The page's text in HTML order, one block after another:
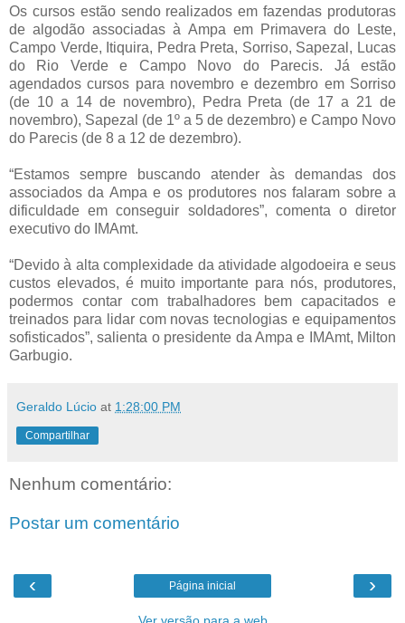
Os cursos estão sendo realizados em fazendas produtoras
de algodão associadas à Ampa em Primavera do Leste,
Campo Verde, Itiquira, Pedra Preta, Sorriso, Sapezal, Lucas
do Rio Verde e Campo Novo do Parecis. Já estão
agendados cursos para novembro e dezembro em Sorriso
(de 10 a 14 de novembro), Pedra Preta (de 17 a 21 de
novembro), Sapezal (de 1º a 5 de dezembro) e Campo Novo
do Parecis (de 8 a 12 de dezembro).
“Estamos sempre buscando atender às demandas dos
associados da Ampa e os produtores nos falaram sobre a
dificuldade em conseguir soldadores”, comenta o diretor
executivo do IMAmt.
“Devido à alta complexidade da atividade algodoeira e seus
custos elevados, é muito importante para nós, produtores,
podermos contar com trabalhadores bem capacitados e
treinados para lidar com novas tecnologias e equipamentos
sofisticados”, salienta o presidente da Ampa e IMAmt, Milton
Garbugio.
Geraldo Lúcio at 1:28:00 PM
Compartilhar
Nenhum comentário:
Postar um comentário
‹ ›
Página inicial
Ver versão para a web